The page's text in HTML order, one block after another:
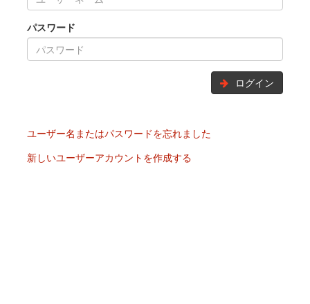
パスワード
ログイン
ユーザー名またはパスワードを忘れました
新しいユーザーアカウントを作成する